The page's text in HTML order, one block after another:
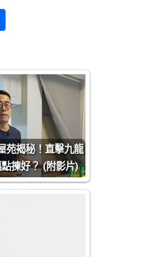
苑揭秘！直擊九龍
揀好？ (附影片)